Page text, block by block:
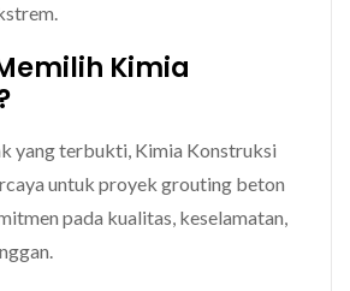
Kimia
yang terbukti, Kimia Konstruksi
untuk proyek grouting beton
pada kualitas, keselamatan,